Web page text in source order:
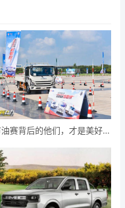
赛背后的他们，才是美好生